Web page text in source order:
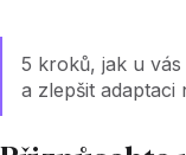
5 kroků, jak u
a zlepšit adaptaci